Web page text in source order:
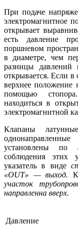
При подаче
электромагнитное
открывает
есть давление
поршневом
в диаметре, чем
разницы давлений
открывается. Если в
верхнее положение
помощью
находиться в
электромагнитной
Клапаны
установлены по
соблюдения этих
указатель в виде
«OUT» — выход.
участок
направленна вверх.
Давление